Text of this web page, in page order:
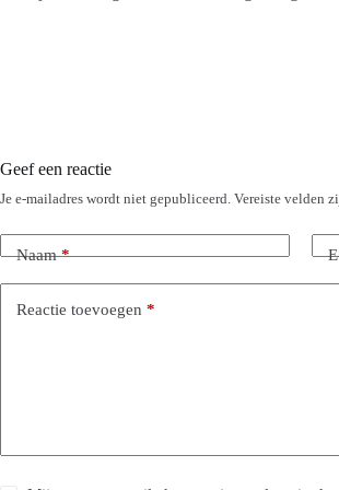
Geef een reactie
Je e-mailadres wordt niet gepubliceerd. Vereiste velden
Naam*
Reactie toevoegen *